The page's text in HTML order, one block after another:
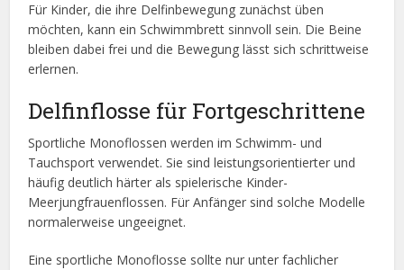
Für Kinder, die ihre Delfinbewegung zunächst üben
möchten, kann ein Schwimmbrett sinnvoll sein. Die Beine
bleiben dabei frei und die Bewegung lässt sich schrittweise
erlernen.
Delfinflosse für Fortgeschrittene
Sportliche Monoflossen werden im Schwimm- und
Tauchsport verwendet. Sie sind leistungsorientierter und
häufig deutlich härter als spielerische Kinder-
Meerjungfrauenflossen. Für Anfänger sind solche Modelle
normalerweise ungeeignet.
Eine sportliche Monoflosse sollte nur unter fachlicher